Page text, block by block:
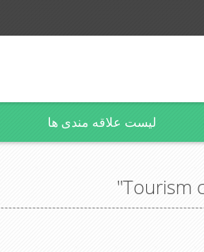
لیست علاقه مندی ها